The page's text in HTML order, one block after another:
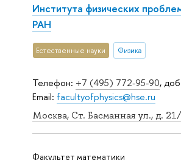
Телефон: +7 (495) 772-95-90,
Email: facultyofphysics@hse.ru
Москва, Ст. Басманная ул., д.
Института физических
РАН
Естественные науки Физика
Факультет математики